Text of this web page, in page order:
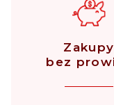
Zakupy
bez